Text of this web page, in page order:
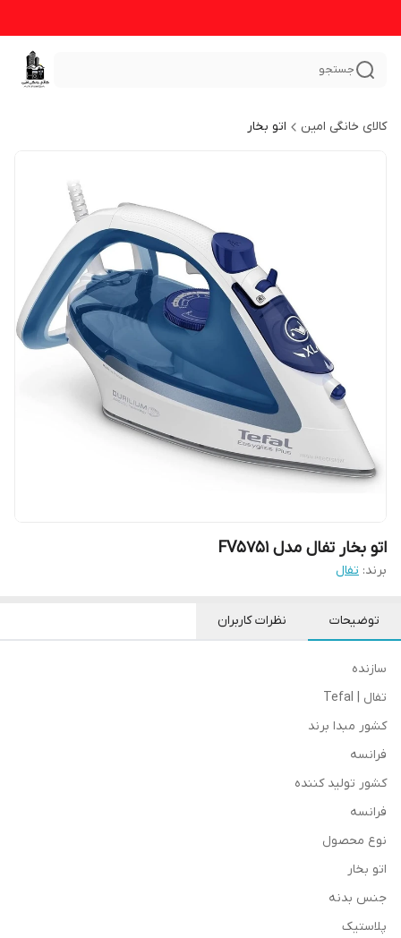
جستجو
کالای خانگی امین اتو بخار
اتو بخار تفال مدل FV5751
برند: تفال
توضیحات نظرات کاربران
سازنده
تفال | Tefal
کشور مبدا برند
فرانسه
کشور تولید کننده
فرانسه
نوع محصول
اتو بخار
جنس بدنه
پلاستیک